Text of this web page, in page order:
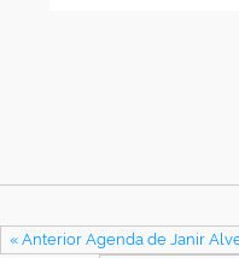
« Anterior Agenda de Janir